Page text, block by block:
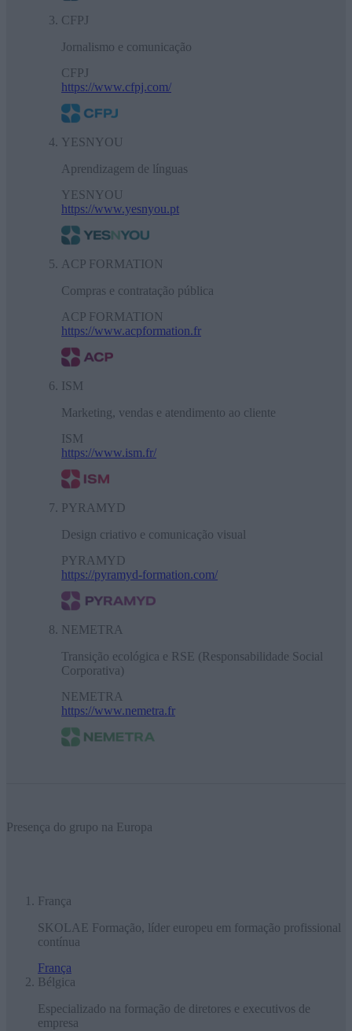
CFPJ
Jornalismo e comunicação
CFPJ
https://www.cfpj.com/
YESNYOU
Aprendizagem de línguas
YESNYOU
https://www.yesnyou.pt
ACP FORMATION
Compras e contratação pública
ACP FORMATION
https://www.acpformation.fr
ISM
Marketing, vendas e atendimento ao cliente
ISM
https://www.ism.fr/
PYRAMYD
Design criativo e comunicação visual
PYRAMYD
https://pyramyd-formation.com/
NEMETRA
Transição ecológica e RSE (Responsabilidade Social
Corporativa)
NEMETRA
https://www.nemetra.fr
Presença do grupo na Europa
França
SKOLAE Formação, líder europeu em formação profissional
contínua
França
Bélgica
Especializado na formação de diretores e executivos de
empresa